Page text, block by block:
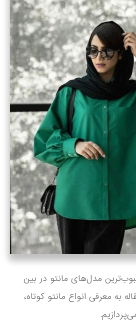
مدل‌های مانتو در بین
به معرفی انواع مانتو کوتاه،